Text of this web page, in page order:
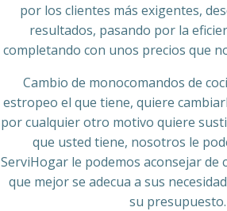
por los clientes más exigentes,
resultados, pasando por la
completando con unos precios que
Cambio de monocomandos de
estropeo el que tiene, quiere
por cualquier otro motivo quiere
que usted tiene, nosotros le
ServiHogar le podemos aconsejar de
que mejor se adecua a sus
su presupuesto.